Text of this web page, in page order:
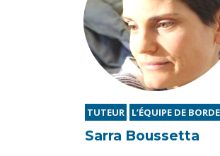
TUTEUR L’ÉQUIPE DE
Sarra Boussetta